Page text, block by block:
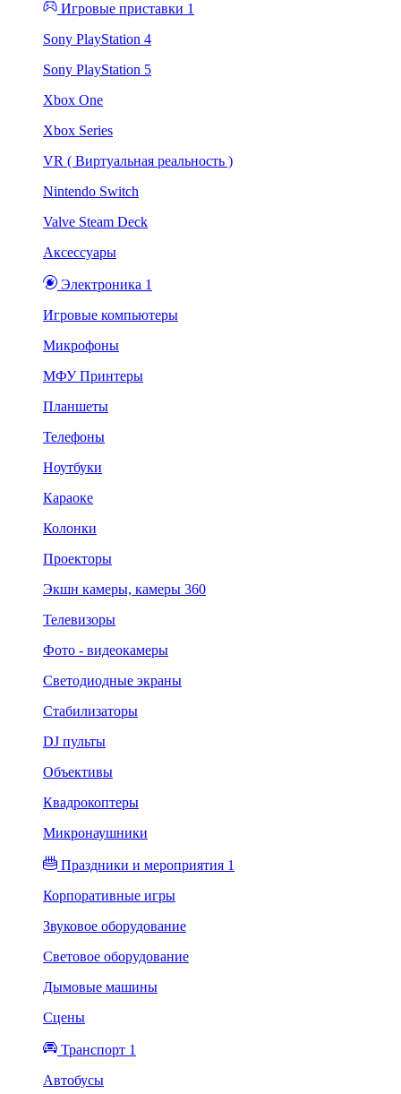
Игровые приставки 1
Sony PlayStation 4
Sony PlayStation 5
Xbox One
Xbox Series
VR ( Виртуальная реальность )
Nintendo Switch
Valve Steam Deck
Аксессуары
Электроника 1
Игровые компьютеры
Микрофоны
МФУ Принтеры
Планшеты
Телефоны
Ноутбуки
Караоке
Колонки
Проекторы
Экшн камеры, камеры 360
Телевизоры
Фото - видеокамеры
Светодиодные экраны
Стабилизаторы
DJ пульты
Объективы
Квадрокоптеры
Микронаушники
Праздники и мероприятия 1
Корпоративные игры
Звуковое оборудование
Световое оборудование
Дымовые машины
Сцены
Транспорт 1
Автобусы